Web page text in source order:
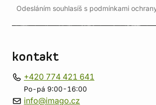
Odesláním souhlasíš s podmínkami
kontakt
+420 774 421 641
Po-pá 9:00-16:00
info@imago.cz